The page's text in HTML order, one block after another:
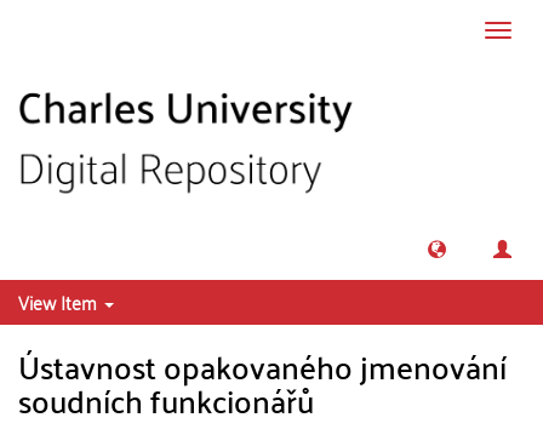
View Item
Ústavnost opakovaného jmenování
soudních funkcionářů